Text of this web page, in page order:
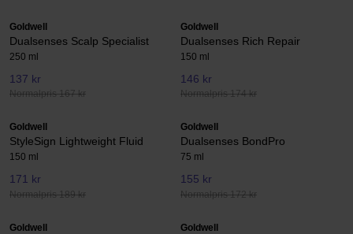
Goldwell
Dualsenses Scalp Specialist
250 ml
137 kr
Normalpris 167 kr
Goldwell
Dualsenses Rich Repair
150 ml
146 kr
Normalpris 174 kr
Goldwell
StyleSign Lightweight Fluid
150 ml
171 kr
Normalpris 189 kr
Goldwell
Dualsenses BondPro
75 ml
155 kr
Normalpris 172 kr
Goldwell Goldwell